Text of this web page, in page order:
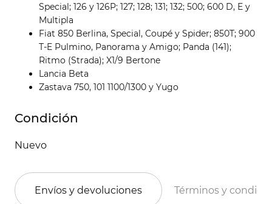
Special; 126 y 126P; 127; 128; 131; 132; 500; 600 D, E y
Multipla
Fiat 850 Berlina, Special, Coupé y Spider; 850T; 900
T-E Pulmino, Panorama y Amigo; Panda (141);
Ritmo (Strada); X1/9 Bertone
Lancia Beta
Zastava 750, 101 1100/1300 y Yugo
Condición
Nuevo
Envíos y devoluciones Términos y